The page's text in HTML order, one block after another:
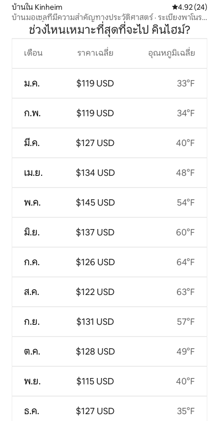
บ้านใน Kinheim คะแนนเฉลี่ย
4.92 (24)
บ้านมอเซลที่มีความสำคัญทางประวัติศาสตร์ · ระเบียงพาโนรา
มาริมแม่น้ำ
ช่วงไหนเหมาะที่สุดที่จะไป คินไฮม์?
เดือน
ม.ค.
ก.พ.
มี.ค.
เม.ย.
พ.ค.
มิ.ย.
ก.ค.
ส.ค.
ก.ย.
ต.ค.
พ.ย.
ธ.ค.
ราคาเฉลี่ย
$119 USD
$119 USD
$127 USD
$134 USD
$145 USD
$137 USD
$126 USD
$122 USD
$131 USD
$128 USD
$115 USD
$127 USD
อุณหภูมิเฉลี่ย
33°F
34°F
40°F
48°F
54°F
60°F
64°F
63°F
57°F
49°F
40°F
35°F